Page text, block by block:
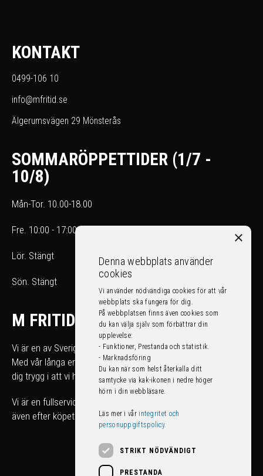
KONTAKT
0499-106 10
info@mfritid.se
Älgerumsvägen 29 Mönsterås
SOMMARÖPPETTIDER (1/7 -
10/8)
Mån-Tor. 10.00-18.00
Fre. 10:00 - 17:00
Lör. Stängt
Sön. Stängt
M FRITID
Vi är en av Sveriges största fritidsfordonshandlare.
Med vår långa erfarenhet kan du som köpare känna
dig trygg i att vi hjälper dig att hitta rätt fordon för just dig.
Vi är en fullserviceanläggning som tar hand om ditt fordon
även efter köpet!
×
Denna webbplats använder
cookies
Vi använder nödvändiga cookies för att vår
webbplats ska fungera för dig.
På webbplatsen finns även cookies som
du kan välja själv som förbättrar din
upplevelse:
- Funktioner, Prestanda och statistik.
- Marknadsföring
Du kan när som helst återkalla ditt
samtycke via kak-ikonen i nedre höger
hörn i din webbläsare.
Läs mer i vår integritet och
personuppgiftspolicy.
STRIKT NÖDVÄNDIGT
PRESTANDA